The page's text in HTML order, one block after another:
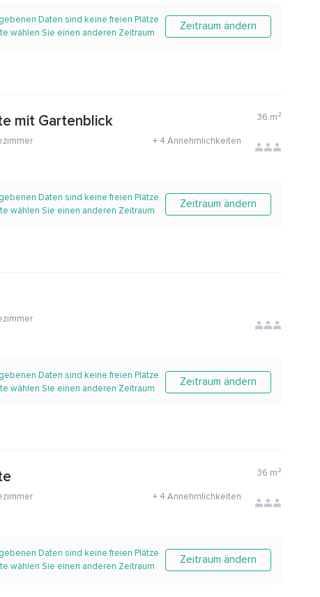
Daten sind keine freien Plätze
wählen Sie einen anderen Zeitraum
Zeitraum ändern
mit Gartenblick 36 m²
+ 4 Annehmlichkeiten
Daten sind keine freien Plätze
wählen Sie einen anderen Zeitraum
Zeitraum ändern
Daten sind keine freien Plätze
wählen Sie einen anderen Zeitraum
Zeitraum ändern
36 m²
+ 4 Annehmlichkeiten
Daten sind keine freien Plätze
wählen Sie einen anderen Zeitraum
Zeitraum ändern